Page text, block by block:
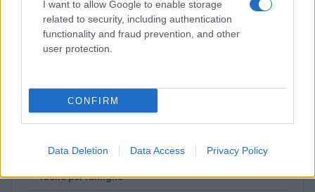
I want to allow Google to enable storage
related to security, including authentication
functionality and fraud prevention, and other
user protection.
CONFIRM
Data Deletion Data Access Privacy Policy
Cameretta che cresce: arredi modulari fai da te
salvaspazio
facile per famiglie